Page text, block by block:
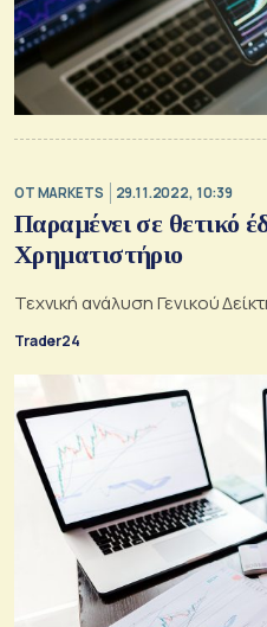
OT MARKETS 29.11.2022, 10:39
Παραμένει σε θετικό
Χρηματιστήριο
Τεχνική ανάλυση Γενικού
Trader24